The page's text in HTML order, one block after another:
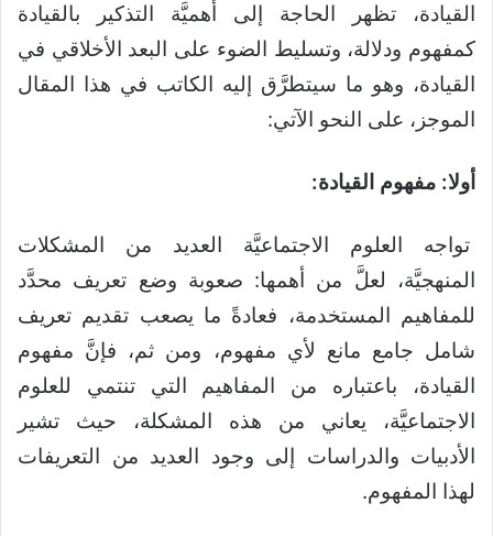
القيادة، تظهر الحاجة إلى أهميَّة التذكير بالقيادة
كمفهوم ودلالة، وتسليط الضوء على البعد الأخلاقي في
القيادة، وهو ما سيتطرَّق إليه الكاتب في هذا المقال
الموجز، على النحو الآتي:
أولا: مفهوم القيادة:
تواجه العلوم الاجتماعيَّة العديد من المشكلات
المنهجيَّة، لعلَّ من أهمها: صعوبة وضع تعريف محدَّد
للمفاهيم المستخدمة، فعادةً ما يصعب تقديم تعريف
شامل جامع مانع لأي مفهوم، ومن ثم، فإنَّ مفهوم
القيادة، باعتباره من المفاهيم التي تنتمي للعلوم
الاجتماعيَّة، يعاني من هذه المشكلة، حيث تشير
الأدبيات والدراسات إلى وجود العديد من التعريفات
لهذا المفهوم.